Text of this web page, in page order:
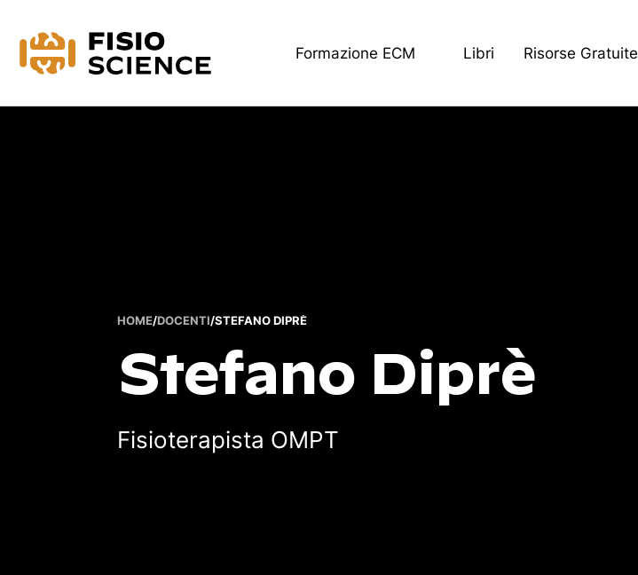
FisioScienceFormazione ECM Libri Risorse Gratuite
HOME/DOCENTI/STEFANO DIPRÈ
Stefano Diprè
Fisioterapista OMPT